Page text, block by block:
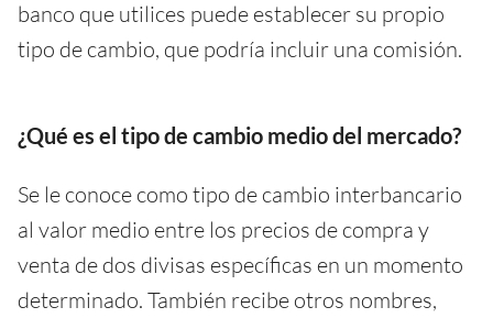
banco que utilices puede establecer su propio
tipo de cambio, que podría incluir una comisión.
¿Qué es el tipo de cambio medio del mercado?
Se le conoce como tipo de cambio interbancario
al valor medio entre los precios de compra y
venta de dos divisas específicas en un momento
determinado. También recibe otros nombres,